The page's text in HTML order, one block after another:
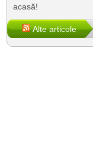
acasă!
Alte articole